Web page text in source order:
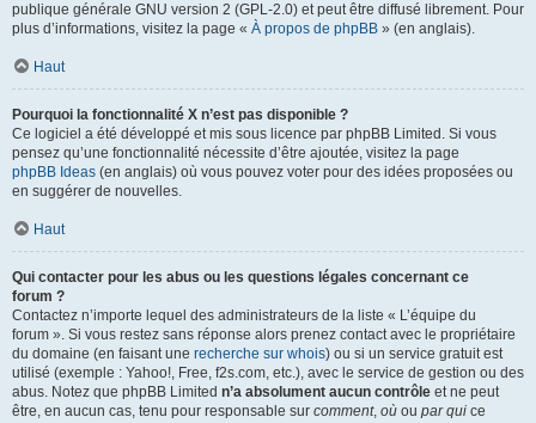
publique générale GNU version 2 (GPL-2.0) et peut être diffusé librement. Pour
plus d’informations, visitez la page « À propos de phpBB » (en anglais).
Haut
Pourquoi la fonctionnalité X n’est pas disponible ?
Ce logiciel a été développé et mis sous licence par phpBB Limited. Si vous
pensez qu’une fonctionnalité nécessite d’être ajoutée, visitez la page
phpBB Ideas (en anglais) où vous pouvez voter pour des idées proposées ou
en suggérer de nouvelles.
Haut
Qui contacter pour les abus ou les questions légales concernant ce
forum ?
Contactez n’importe lequel des administrateurs de la liste « L’équipe du
forum ». Si vous restez sans réponse alors prenez contact avec le propriétaire
du domaine (en faisant une recherche sur whois) ou si un service gratuit est
utilisé (exemple : Yahoo!, Free, f2s.com, etc.), avec le service de gestion ou des
abus. Notez que phpBB Limited n’a absolument aucun contrôle et ne peut
être, en aucun cas, tenu pour responsable sur comment, où ou par qui ce